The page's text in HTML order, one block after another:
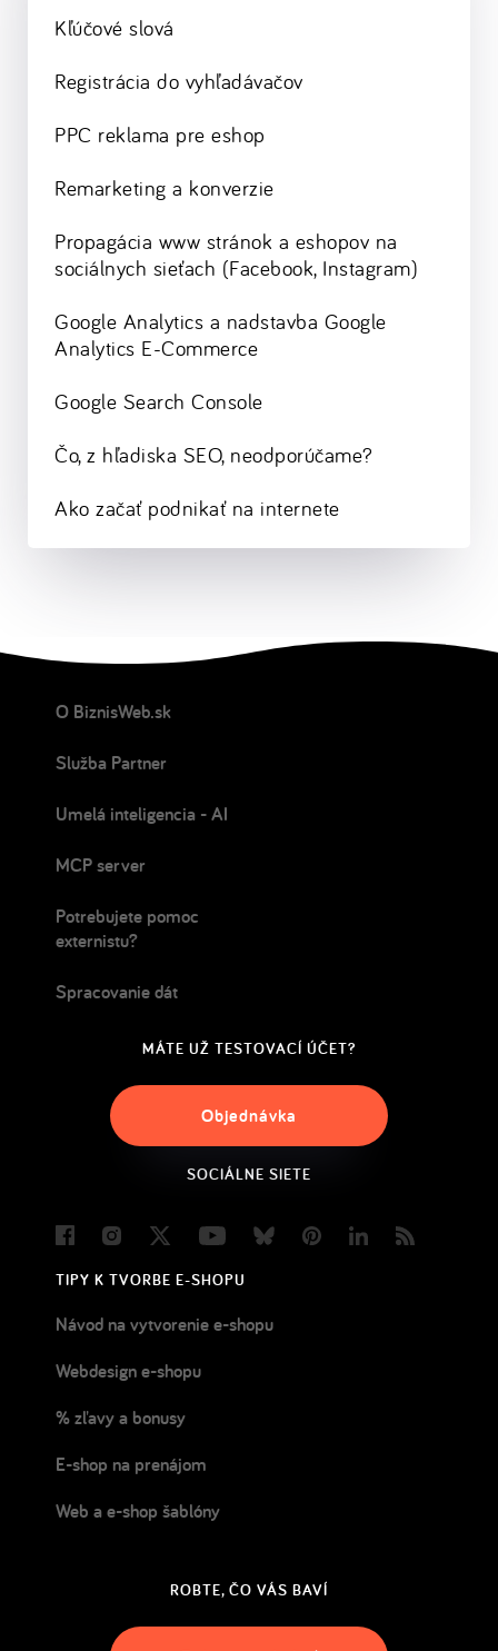
Kľúčové slová
Registrácia do vyhľadávačov
PPC reklama pre eshop
Remarketing a konverzie
Propagácia www stránok a eshopov na
sociálnych sieťach (Facebook, Instagram)
Google Analytics a nadstavba Google
Analytics E-Commerce
Google Search Console
Čo, z hľadiska SEO, neodporúčame?
Ako začať podnikať na internete
O BiznisWeb.sk
Služba Partner
Umelá inteligencia - AI
MCP server
Potrebujete pomoc
externistu?
Spracovanie dát
MÁTE UŽ TESTOVACÍ ÚČET?
Objednávka
SOCIÁLNE SIETE
FacebookInstagram
Twitter YoutubeBlueskyPinterestLinkedIn
TIPY K TVORBE E-SHOPU
Návod na vytvorenie e-shopu
Webdesign e-shopu
% zľavy a bonusy
E-shop na prenájom
Web a e-shop šablóny
ROBTE, ČO VÁS BAVÍ